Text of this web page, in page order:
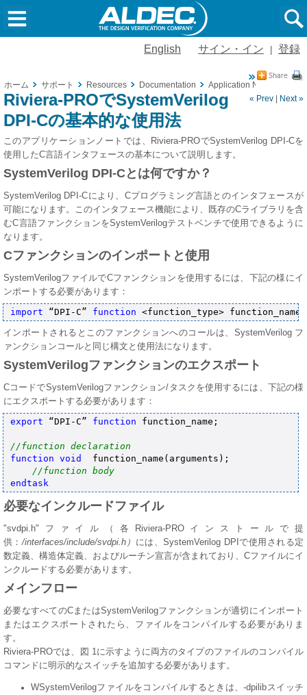
English サイン・イン 登録
ホーム サポート Resources Documentation Application Notes
« Prev
Next »
Riviera-PROでSystemVerilog
DPI-Cの基本的な使用法
このアプリケーションノートでは、Riviera-PROでSystemVerilog DPI-Cを
使用したC言語インタフェースの基本について説明します。
SystemVerilog DPI-Cとは何ですか？
SystemVerilog DPI-Cにより、Cプログラミング言語とのインタフェースが
可能になります。このインタフェース機能により、既存のCライブラリを含
むC言語ファンクションをSystemVerilogテストベンチで使用できるように
なります。
Cファンクションのインポートと使用
SystemVerilogファイルでCファンクションを使用するには、下記の様にイ
ンポートする必要があります：
import “DPI-C” function <function_type>
インポートされるとこのファンクションへのコールは、SystemVerilog フ
ァンクションコールと同じ構文と使用法になります。
SystemVerilogファンクションのエクスポート
CコードでSystemVerilogファンクション/タスクを使用するには、下記の様
にエクスポートする必要があります：
export “DPI-C” function function_name;
//function declaration
function void
  function_name(arguments);
//function body
endtask
必要なインクルードファイル
"svdpi.h"ファイル（各Riviera-PROインストールで提
供：/interfaces/include/svdpi.h） には、SystemVerilog DPIで使用される定
数定義、構造体定義、およびルーチン宣言が含まれており、Cファイルにイ
ンクルードする必要があります。
メインフロー
必要なすべてのCまたはSystemVerilogファンクションが適切にインポート
またはエクスポートされたら、ファイルをコンパイルする必要がありま
す。
Riviera-PROでは、図 1に示すように両方のタイプのファイルのコンパイル
コマンドに明示的なスイッチを追加する必要があります。
WSystemVerilogファイルをコンパイルするときは、-dpilibスイッチ